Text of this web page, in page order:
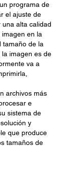
programa de
el ajuste de
alta calidad
en la
tamaño de la
la imagen es de
va a
archivos más
e
sistema de
y
que produce
tamaños de